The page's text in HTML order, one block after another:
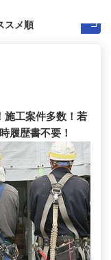
施工案件多数！若
履歴書不要！